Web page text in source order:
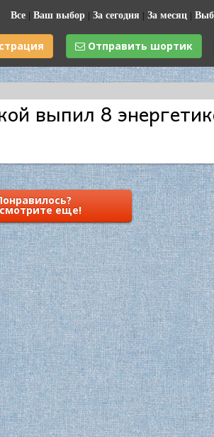
Все | Ваш выбор | За сегодня | За месяц |
Отправить шортик
выпил 8
еще!